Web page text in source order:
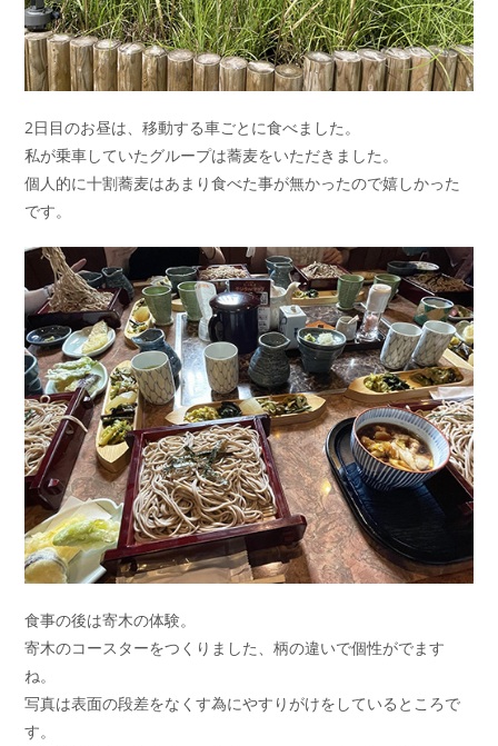
2日目のお昼は、移動する車ごとに食べました。
私が乗車していたグループは蕎麦をいただきました。
個人的に十割蕎麦はあまり食べた事が無かったので嬉しかった
です。
食事の後は寄木の体験。
寄木のコースターをつくりました、柄の違いで個性がでます
ね。
写真は表面の段差をなくす為にやすりがけをしているところで
す。